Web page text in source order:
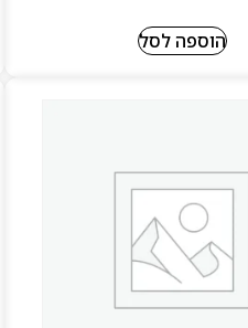
הוספה לסל